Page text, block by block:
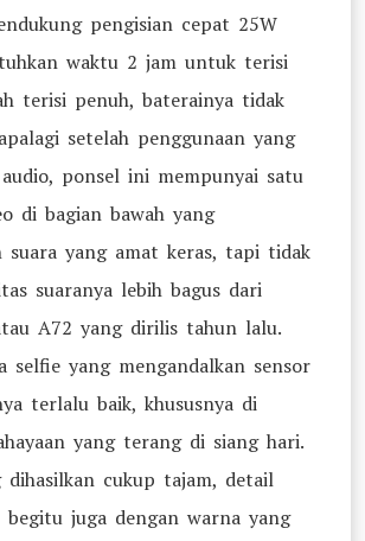
pengisian cepat 25W
waktu 2 jam untuk terisi
terisi penuh, baterainya tidak
setelah penggunaan yang
ponsel ini mempunyai satu
di bagian bawah yang
suara yang amat keras, tapi tidak
suaranya lebih bagus dari
A72 yang dirilis tahun lalu.
selfie yang mengandalkan sensor
terlalu baik, khususnya di
yang terang di siang hari.
dihasilkan cukup tajam, detail
juga dengan warna yang